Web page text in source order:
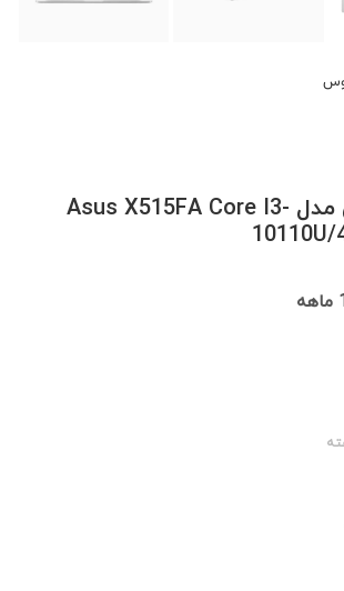
لپتاپ ایسوس مدل Asus X515FA Core I3-